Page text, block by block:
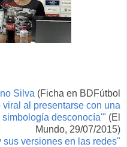
Silva (Ficha en BDFútbol
al presentarse con una
simbología desconocía'" (El
Mundo, 29/07/2015)
versiones en las redes"